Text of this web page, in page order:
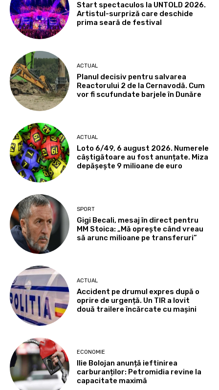
Start spectaculos la UNTOLD 2026.
Artistul-surpriză care deschide
prima seară de festival
ACTUAL
Planul decisiv pentru salvarea
Reactorului 2 de la Cernavodă. Cum
vor fi scufundate barjele în Dunăre
ACTUAL
Loto 6/49, 6 august 2026. Numerele
câștigătoare au fost anunțate. Miza
depășește 9 milioane de euro
SPORT
Gigi Becali, mesaj în direct pentru
MM Stoica: „Mă oprește când vreau
să arunc milioane pe transferuri”
ACTUAL
Accident pe drumul expres după o
oprire de urgență. Un TIR a lovit
două trailere încărcate cu mașini
ECONOMIE
Ilie Bolojan anunță ieftinirea
carburanților: Petromidia revine la
capacitate maximă